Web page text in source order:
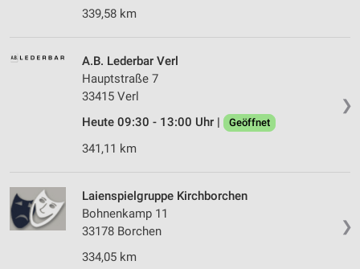
339,58 km
❯
A.B. Lederbar Verl
Hauptstraße 7
33415 Verl
Heute 09:30 - 13:00 Uhr |
Geöffnet
341,11 km
❯
Laienspielgruppe Kirchborchen
Bohnenkamp 11
33178 Borchen
334,05 km